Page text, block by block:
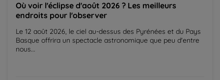
Où voir l'éclipse d'août 2026 ? Les meilleurs
endroits pour l'observer
Le 12 août 2026, le ciel au-dessus des Pyrénées et du Pays
Basque offrira un spectacle astronomique que peu d'entre
nous...